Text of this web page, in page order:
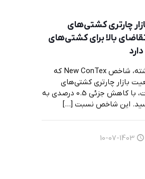
چارتری کشتی‌های
بالا برای کشتی‌های
در هفته گذشته، شاخص New ConTex که
بازار چارتری کشتی‌های
کانتینری است، با کاهش جزئی 0.5 درصدی به
[…]
1403-07-10